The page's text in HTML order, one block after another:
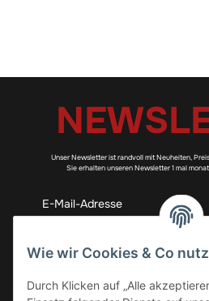
Unser Newsletter ist randvoll mit Neuheiten,
Sie erhalten unseren Newsletter 1 mal
Wie wir Cookies & Co
Durch Klicken auf „Alle